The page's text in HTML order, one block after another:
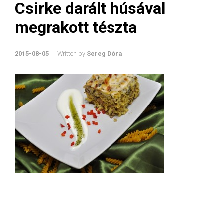
Csirke darált húsával
megrakott tészta
2015-08-05 Written by Sereg Dóra